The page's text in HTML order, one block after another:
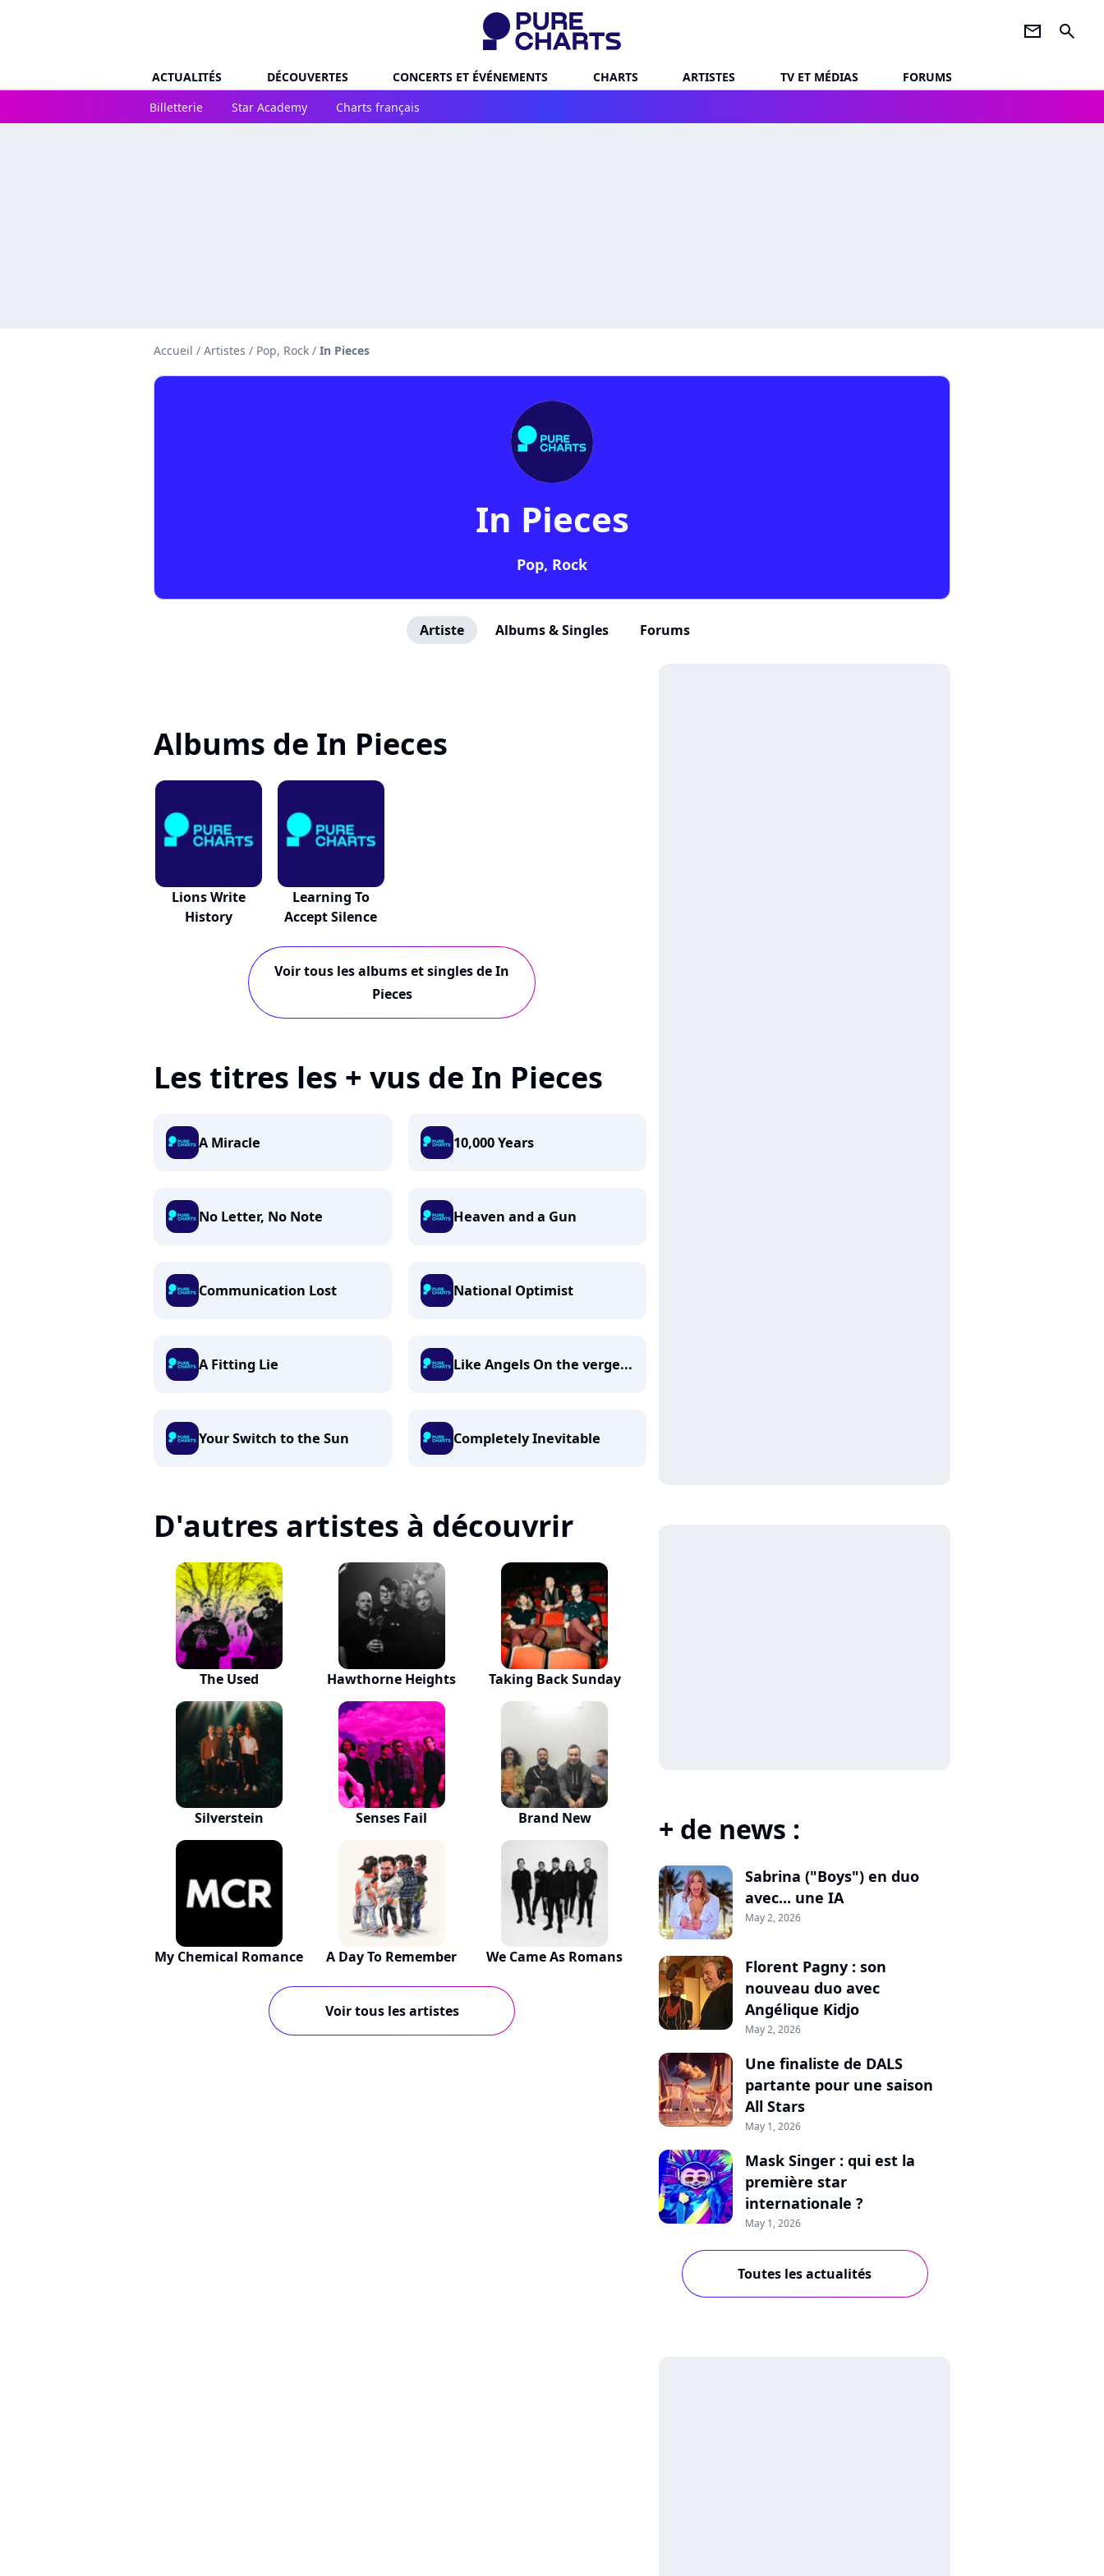
newsletter search
ACTUALITÉS DÉCOUVERTES CONCERTS ET ÉVÉNEMENTS CHARTS ARTISTES TV ET MÉDIAS
FORUMS
Billetterie
Star Academy Charts français
Accueil / Artistes / Pop, Rock / In Pieces
In Pieces
Pop, Rock
Artiste Albums & Singles Forums
Albums de In Pieces
Lions Write
History
Learning To
Accept Silence
Voir tous les albums et singles de In
Pieces
Les titres les + vus de In Pieces
A Miracle 10,000 Years
No Letter, No Note Heaven and a Gun
Communication Lost National Optimist
A Fitting Lie Like Angels On the verge...
Your Switch to the Sun Completely Inevitable
D'autres artistes à découvrir
The Used Hawthorne Heights Taking Back Sunday
Silverstein Senses Fail Brand New
My Chemical Romance A Day To Remember We Came As Romans
Voir tous les artistes
+ de news :
Sabrina ("Boys") en duo
avec... une IA
May 2, 2026
Florent Pagny : son
nouveau duo avec
Angélique Kidjo
May 2, 2026
Une finaliste de DALS
partante pour une saison
All Stars
May 1, 2026
Mask Singer : qui est la
première star
internationale ?
May 1, 2026
Toutes les actualités